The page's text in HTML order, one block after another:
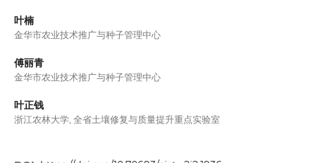
叶楠
金华市农业技术推广与种子管理中心
傅丽青
金华市农业技术推广与种子管理中心
叶正钱
浙江农林大学, 全省土壤修复与质量提升重点实验室